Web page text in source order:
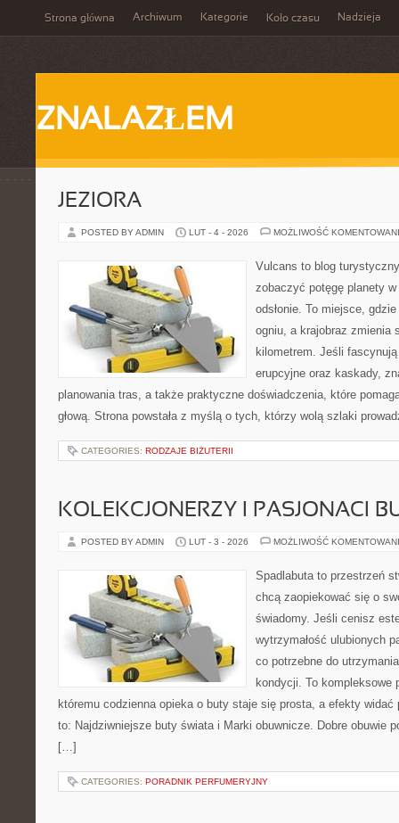
Strona główna Archiwum Kategorie Koło czasu Nadzieja
ZNALAZŁEM
JEZIORA
POSTED BY ADMIN LUT - 4 - 2026 MOŻLIWOŚĆ
Vulcans to blog
zobaczyć potęgę planety
odsłonie. To miejsce,
ogniu, a krajobraz zmienia
kilometrem. Jeśli
erupcyjne oraz kaskady,
planowania tras, a także praktyczne doświadczenia, które
głową. Strona powstała z myślą o tych, którzy wolą szlaki
CATEGORIES: RODZAJE BIŻUTERII
KOLEKCJONERZY I PASJONACI
POSTED BY ADMIN LUT - 3 - 2026 MOŻLIWOŚĆ
Spadlabuta to przestrzeń
chcą zaopiekować się o
świadomy. Jeśli cenisz
wytrzymałość ulubionych
co potrzebne do
kondycji. To kompleksowe
któremu codzienna opieka o buty staje się prosta, a efekty
to: Najdziwniejsze buty świata i Marki obuwnicze. Dobre obuwie
[…]
CATEGORIES: PORADNIK PERFUMERYJNY